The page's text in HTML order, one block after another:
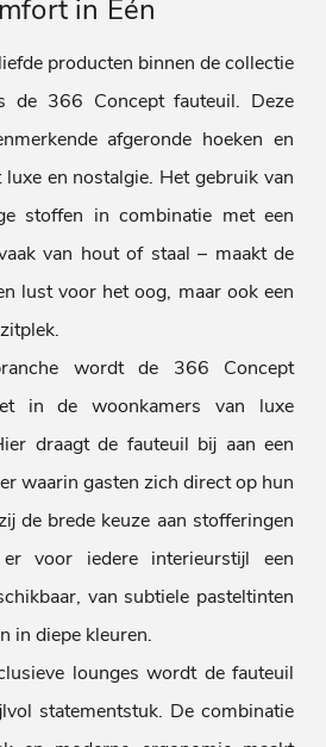
in Één
producten binnen de collectie
de 366 Concept fauteuil. Deze
afgeronde hoeken en
en nostalgie. Het gebruik van
stoffen in combinatie met een
van hout of staal – maakt de
lust voor het oog, maar ook een
wordt de 366 Concept
in de woonkamers van luxe
draagt de fauteuil bij aan een
waarin gasten zich direct op hun
de brede keuze aan stofferingen
voor iedere interieurstijl een
van subtiele pasteltinten
in diepe kleuren.
lounges wordt de fauteuil
statementstuk. De combinatie